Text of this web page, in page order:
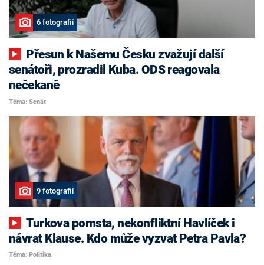
6 fotografií
senátoři, prozradil Kuba. ODS reagovala
nečekaně
Téma: Senát
9 fotografií
Turkova pomsta, nekonfliktní Havlíček i
návrat Klause. Kdo může vyzvat Petra Pavla?
Téma: Politika